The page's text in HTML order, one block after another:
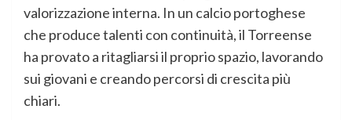
valorizzazione interna. In un calcio portoghese
che produce talenti con continuità, il Torreense
ha provato a ritagliarsi il proprio spazio, lavorando
sui giovani e creando percorsi di crescita più
chiari.